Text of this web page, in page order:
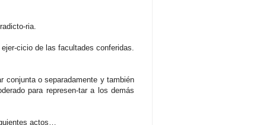
ria.
cicio de las facultades conferidas.
conjunta o separadamente y también
para represen-tar a los demás
actos…